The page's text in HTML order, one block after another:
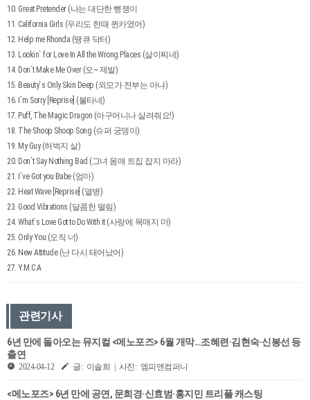
10. Great Pretender (나는 대단한 뻥쟁이
11. California Girls (우리도 한때 퀸카였어)
12. Help me Rhonda (땡큐 닥터)
13. Lookin` for Love In All the Wrong Places (살이찌네)
14. Don`t Make Me Over (오~ 제발)
15. Beauty`s Only Skin Deep (외모가 전부는 아냐)
16. I`m Sorry [Reprise] (불타네)
17. Puff, The Magic Dragon (아구머니나 살려줘요!)
18. The Shoop Shoop Song (슈퍼 궁뎅이)
19. My Guy (허벅지 살)
20. Don`t Say Nothing Bad (그녀 몸매 트집 잡지 마라)
21. I`ve Got you Babe (엄마)
22. Heat Wave [Reprise] (열병)
23. Good Vibrations (달콤한 떨림)
24. What`s Love Got to Do With it (사랑에 목매지 마)
25. Only You (오직 너)
26. New Attitude (난 다시 태어났어)
27. Y.M.C.A
관련기사
6년 만에 돌아오는 뮤지컬 <메노포즈> 6월 개막…조혜련·김현숙·신봉선 등
출연
2024-04-12 글: 이솔희 | 사진: 엠피앤컴퍼니
<메노포즈> 6년 만에 공연, 문희경·신효범·홍지민 트리플 캐스팅